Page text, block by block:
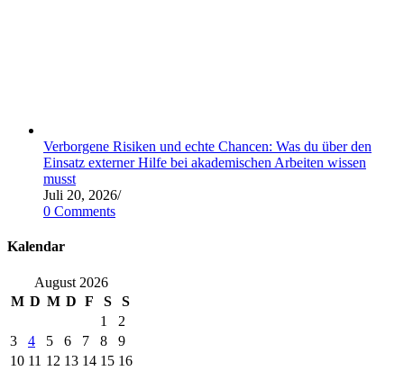
Verborgene Risiken und echte Chancen: Was du über den
Einsatz externer Hilfe bei akademischen Arbeiten wissen
musst
Juli 20, 2026/
0 Comments
Kalendar
August 2026
M D M D F S
S
1
2
3
4 5 6 7 8
9
10 11 12 13 14 15 16